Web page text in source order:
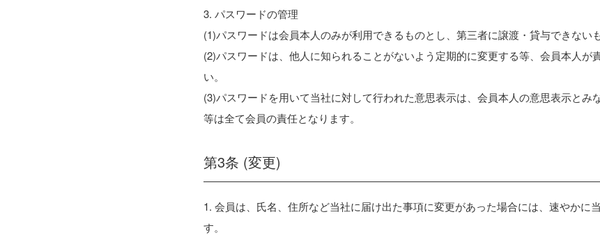
3. パスワードの管理
(1)パスワードは会員本人のみが利用できるものとし、第三者に譲渡・貸与できない
(2)パスワードは、他人に知られることがないよう定期的に変更する等、会員本人が
い。
(3)パスワードを用いて当社に対して行われた意思表示は、会員本人の意思表示とみ
等は全て会員の責任となります。
第3条 (変更)
1. 会員は、氏名、住所など当社に届け出た事項に変更があった場合には、速やかに
す。